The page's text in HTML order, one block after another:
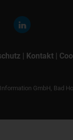
| Kontakt |
GmbH, Bad